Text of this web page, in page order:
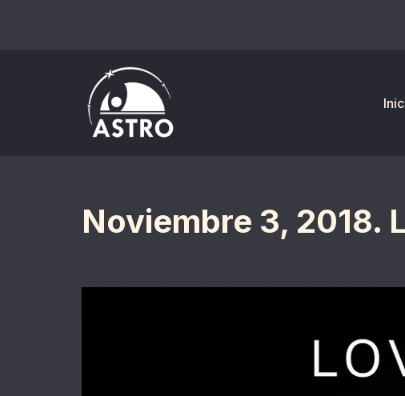
Noviembre 3, 2018.